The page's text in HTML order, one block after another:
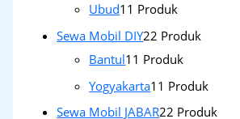
Ubud1 1 Produk
Sewa Mobil DIY22 Produk
Bantul1 1 Produk
Yogyakarta1 1 Produk
Sewa Mobil JABAR22 Produk